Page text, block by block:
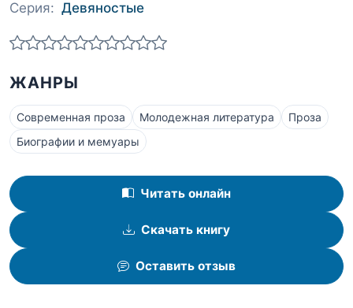
Серия: Девяностые
ЖАНРЫ
Современная проза Молодежная литература
Проза
Биографии и мемуары
Читать онлайн
Скачать книгу
Оставить отзыв